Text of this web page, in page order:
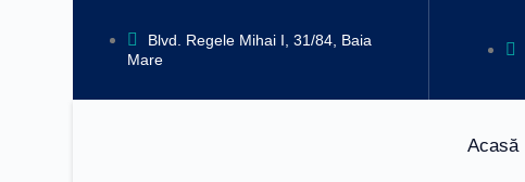
Blvd. Regele Mihai I, 31/84, Baia
Mare
Acasă